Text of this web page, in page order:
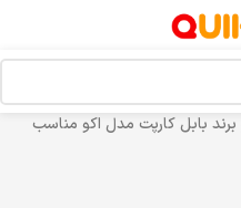
بابل کارپت مدل اکو مناسب